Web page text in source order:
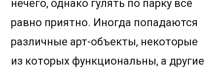
нечего, однако гулять по парку всё
равно приятно. Иногда попадаются
различные арт-объекты, некоторые
из которых функциональны, а другие